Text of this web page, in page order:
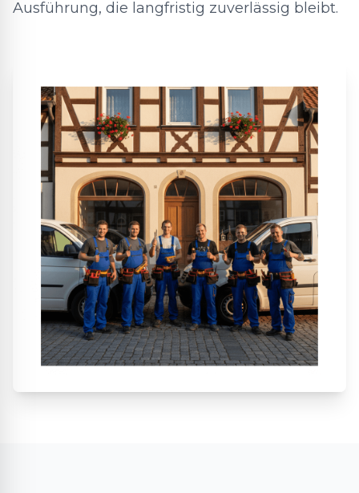
Ausführung, die langfristig zuverlässig bleibt.